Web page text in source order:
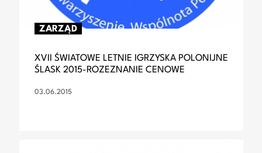
ZARZĄD
XVII ŚWIATOWE LETNIE IGRZYSKA POLONIJNE
ŚLASK 2015-ROZEZNANIE CENOWE
03.06.2015